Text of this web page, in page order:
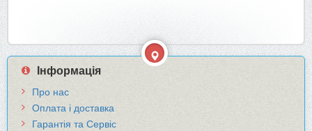
Інформація
Про нас
Оплата і доставка
Гарантія та Сервіс